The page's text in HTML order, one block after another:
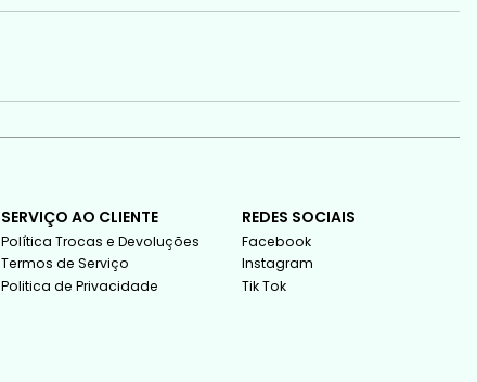
SERVIÇO AO CLIENTE
Política Trocas e Devoluções
Termos de Serviço
Politica de Privacidade
REDES SOCIAIS
Facebook
Instagram
Tik Tok